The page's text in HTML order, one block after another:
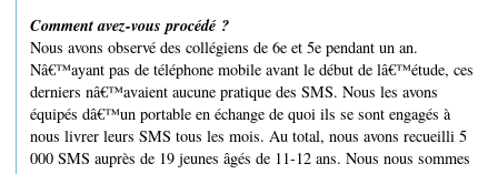
Comment avez-vous procédé ?
Nous avons observé des collégiens de 6e et 5e pendant un an.
Nâ€™ayant pas de téléphone mobile avant le début de lâ€™étude, ces
derniers nâ€™avaient aucune pratique des SMS. Nous les avons
équipés dâ€™un portable en échange de quoi ils se sont engagés à
nous livrer leurs SMS tous les mois. Au total, nous avons recueilli 5
000 SMS auprès de 19 jeunes âgés de 11-12 ans. Nous nous sommes